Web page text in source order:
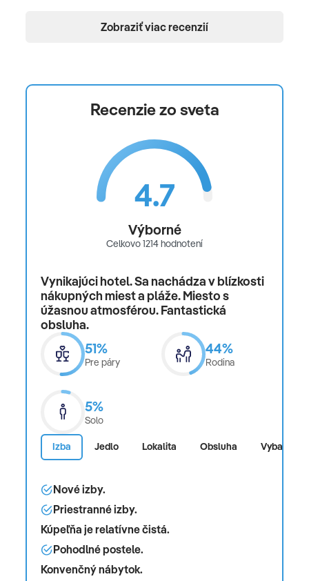
Zobraziť viac recenzií
Recenzie zo sveta
4.7
Výborné
Celkovo 1214 hodnotení
Vynikajúci hotel. Sa nachádza v blízkosti
nákupných miest a pláže. Miesto s
úžasnou atmosférou. Fantastická
obsluha.
51%
Pre páry
44%
Rodina
5%
Solo
Izba Jedlo Lokalita Obsluha
Nové izby.
Priestranné izby.
Kúpeľňa je relatívne čistá.
Pohodlné postele.
Konvenčný nábytok.